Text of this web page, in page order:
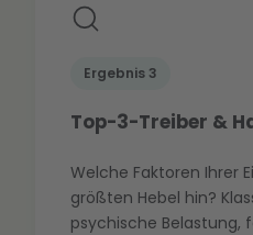
Ergebnis 3
Top-3-Treiber &
Welche Faktoren Ihrer
größten Hebel hin?
psychische Belastung,